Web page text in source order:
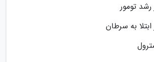
رشد تومور
به سرطان